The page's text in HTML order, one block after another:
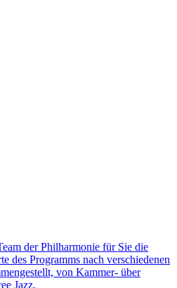
der Philharmonie für Sie die
des Programms nach verschiedenen
von Kammer- über
Jazz.